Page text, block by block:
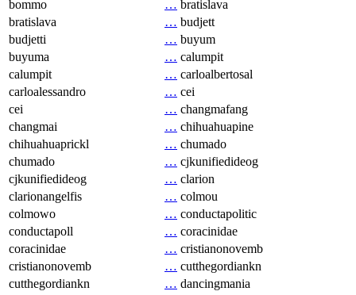
bommo
… bratislava
bratislava
… budjett
budjetti
… buyum
buyuma
… calumpit
calumpit
… carloalbertosal
carloalessandro
… cei
cei
… changmafang
changmai
… chihuahuapine
chihuahuaprickl
… chumado
chumado
… cjkunifiedideog
cjkunifiedideog
… clarion
clarionangelfis
… colmou
colmowo
… conductapolitic
conductapoll
… coracinidae
coracinidae
… cristianonovemb
cristianonovemb
… cutthegordiankn
cutthegordiankn
… dancingmania